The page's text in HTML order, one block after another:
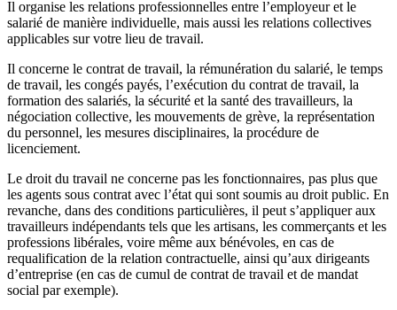
Il organise les relations professionnelles entre l’employeur et le
salarié de manière individuelle, mais aussi les relations collectives
applicables sur votre lieu de travail.
Il concerne le contrat de travail, la rémunération du salarié, le temps
de travail, les congés payés, l’exécution du contrat de travail, la
formation des salariés, la sécurité et la santé des travailleurs, la
négociation collective, les mouvements de grève, la représentation
du personnel, les mesures disciplinaires, la procédure de
licenciement.
Le droit du travail ne concerne pas les fonctionnaires, pas plus que
les agents sous contrat avec l’état qui sont soumis au droit public. En
revanche, dans des conditions particulières, il peut s’appliquer aux
travailleurs indépendants tels que les artisans, les commerçants et les
professions libérales, voire même aux bénévoles, en cas de
requalification de la relation contractuelle, ainsi qu’aux dirigeants
d’entreprise (en cas de cumul de contrat de travail et de mandat
social par exemple).